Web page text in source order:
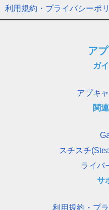
利用規約・プライバシーポ
ア
ガ
アプキ
関
スチスチ
ライバ
サ
利用規約・プ